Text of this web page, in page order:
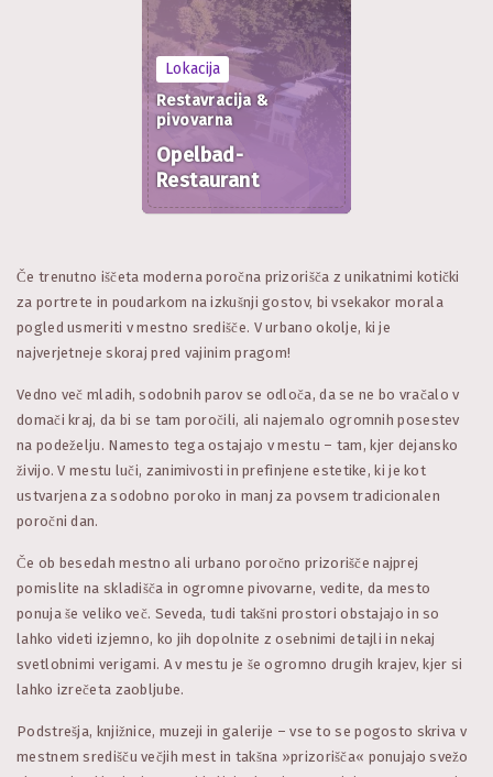
Lokacija
Restavracija &
pivovarna
Opelbad-
Restaurant
Če trenutno iščeta moderna poročna prizorišča z unikatnimi kotički
za portrete in poudarkom na izkušnji gostov, bi vsekakor morala
pogled usmeriti v mestno središče. V urbano okolje, ki je
najverjetneje skoraj pred vajinim pragom!
Vedno več mladih, sodobnih parov se odloča, da se ne bo vračalo v
domači kraj, da bi se tam poročili, ali najemalo ogromnih posestev
na podeželju. Namesto tega ostajajo v mestu – tam, kjer dejansko
živijo. V mestu luči, zanimivosti in prefinjene estetike, ki je kot
ustvarjena za sodobno poroko in manj za povsem tradicionalen
poročni dan.
Če ob besedah mestno ali urbano poročno prizorišče najprej
pomislite na skladišča in ogromne pivovarne, vedite, da mesto
ponuja še veliko več. Seveda, tudi takšni prostori obstajajo in so
lahko videti izjemno, ko jih dopolnite z osebnimi detajli in nekaj
svetlobnimi verigami. A v mestu je še ogromno drugih krajev, kjer si
lahko izrečeta zaobljube.
Podstrešja, knjižnice, muzeji in galerije – vse to se pogosto skriva v
mestnem središču večjih mest in takšna »prizorišča« ponujajo svežo